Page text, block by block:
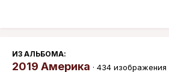
ИЗ АЛЬБОМА:
2019 Америка · 434 изображения